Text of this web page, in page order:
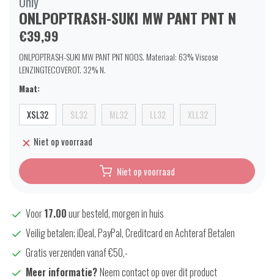
ONLPOPTRASH-SUKI MW PANT PNT N
€39,99
ONLPOPTRASH-SUKI MW PANT PNT NOOS. Materiaal: 63% Viscose
LENZINGTECOVEROT. 32% N.
Maat:
XSL32 SL32 ML32 LL32 XLL32
Niet op voorraad
Niet op voorraad
Voor17.00uur besteld, morgen in huis
Veilig betalen; iDeal, PayPal, Creditcard en Achteraf Betalen
Gratis verzenden vanaf €50,-
Meer informatie?Neem contact op over dit product